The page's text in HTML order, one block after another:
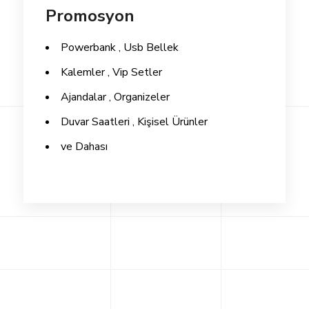
Promosyon
Powerbank , Usb Bellek
Kalemler , Vip Setler
Ajandalar , Organizeler
Duvar Saatleri , Kişisel Ürünler
ve Dahası